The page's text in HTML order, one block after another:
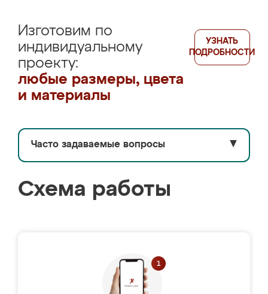
Изготовим по
индивидуальному
проекту:
любые размеры, цвета
и материалы
УЗНАТЬ
ПОДРОБНОСТИ
Часто задаваемые вопросы ▼
Схема работы